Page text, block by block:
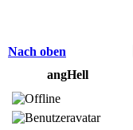
Nach oben
angHell